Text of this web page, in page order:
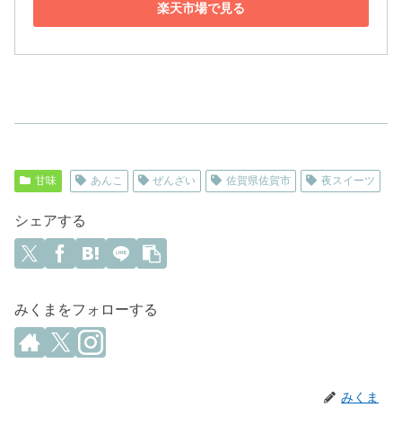
楽天市場で見る
甘味 あんこ ぜんざい 佐賀県佐賀市 夜スイーツ
シェアする
みくまをフォローする
みくま